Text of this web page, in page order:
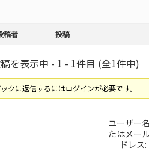
稿者 投稿
を表示中 - 1 - 1件目 (全1件中)
クに返信するにはログインが必要です。
ユーザー
たはメー
ドレス: